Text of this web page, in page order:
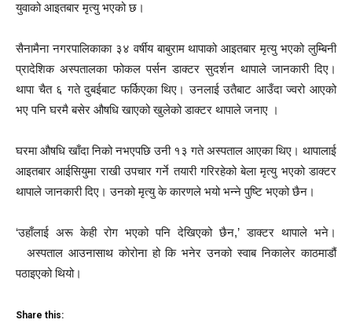
युवाको आइतबार मृत्यु भएको छ।
सैनामैना नगरपालिकाका ३४ वर्षीय बाबुराम थापाको आइतबार मृत्यु भएको लुम्बिनी
प्रादेशिक अस्पतालका फोकल पर्सन डाक्टर सुदर्शन थापाले जानकारी दिए।
थापा चैत ६ गते दुबईबाट फर्किएका थिए। उनलाई उतैबाट आउँदा ज्वरो आएको
भए पनि घरमै बसेर औषधि खाएको खुलेको डाक्टर थापाले जनाए ।
घरमा औषधि खाँदा निको नभएपछि उनी १३ गते अस्पताल आएका थिए। थापालाई
आइतबार आईसियुमा राखी उपचार गर्ने तयारी गरिरहेको बेला मृत्यु भएको डाक्टर
थापाले जानकारी दिए। उनको मृत्यु के कारणले भयो भन्ने पुष्टि भएको छैन।
‘उहाँलाई अरू केही रोग भएको पनि देखिएको छैन,’ डाक्टर थापाले भने।
अस्पताल आउनासाथ कोरोना हो कि भनेर उनको स्वाब निकालेर काठमाडौं
पठाइएको थियो।
Share this: